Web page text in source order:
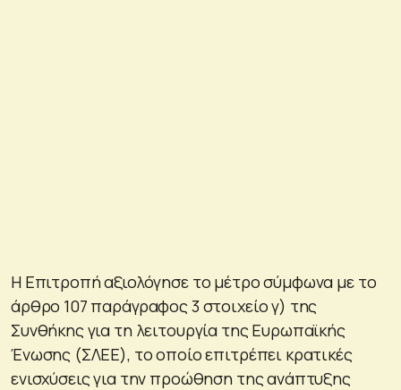
Η Επιτροπή αξιολόγησε το μέτρο σύμφωνα με το
άρθρο 107 παράγραφος 3 στοιχείο γ) της
Συνθήκης για τη λειτουργία της Ευρωπαϊκής
Ένωσης (ΣΛΕΕ), το οποίο επιτρέπει κρατικές
ενισχύσεις για την προώθηση της ανάπτυξης